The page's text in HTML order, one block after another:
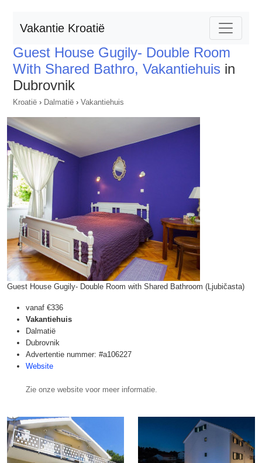
Vakantie Kroatië
Guest House Gugily- Double Room
With Shared Bathro, Vakantiehuis in
Dubrovnik
Kroatië › Dalmatië › Vakantiehuis
Guest House Gugily- Double Room with Shared Bathroom (Ljubičasta)
vanaf €336
Vakantiehuis
Dalmatië
Dubrovnik
Advertentie nummer: #a106227
Website
Zie onze website voor meer informatie.